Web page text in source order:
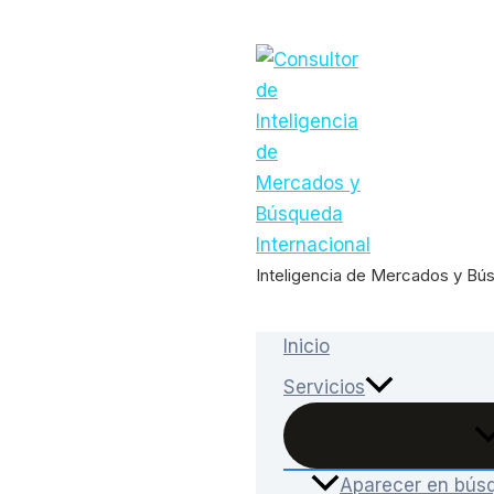
Ir
al
contenido
Inteligencia de Mercados y
Inicio
Servicios
Aparecer en